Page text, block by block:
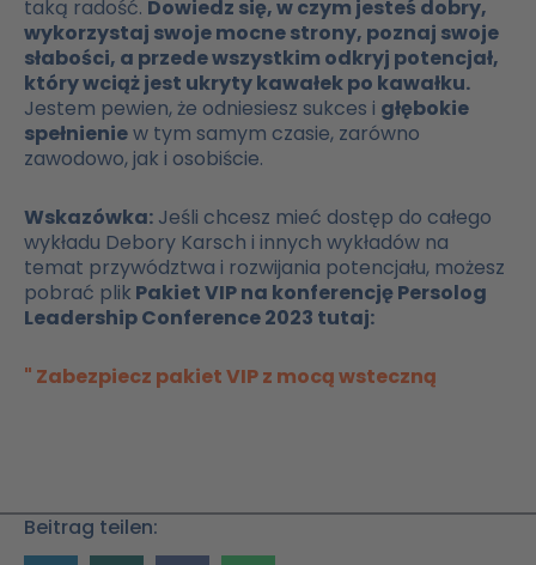
taką radość. Dowiedz się, w czym jesteś dobry,
wykorzystaj swoje mocne strony, poznaj swoje
słabości, a przede wszystkim odkryj potencjał,
który wciąż jest ukryty kawałek po kawałku.
Jestem pewien, że odniesiesz sukces i głębokie
spełnieniew tym samym czasie, zarówno
zawodowo, jak i osobiście.
Wskazówka: Jeśli chcesz mieć dostęp do całego
wykładu Debory Karsch i innych wykładów na
temat przywództwa i rozwijania potencjału, możesz
pobrać plik Pakiet VIP na konferencję Persolog
Leadership Conference 2023 tutaj:
" Zabezpiecz pakiet VIP z mocą wsteczną
Beitrag teilen: